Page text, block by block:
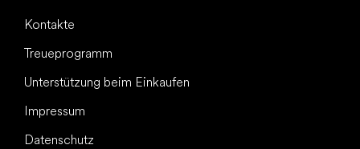
Kontakte
Treueprogramm
Unterstützung beim Einkaufen
Impressum
Datenschutz